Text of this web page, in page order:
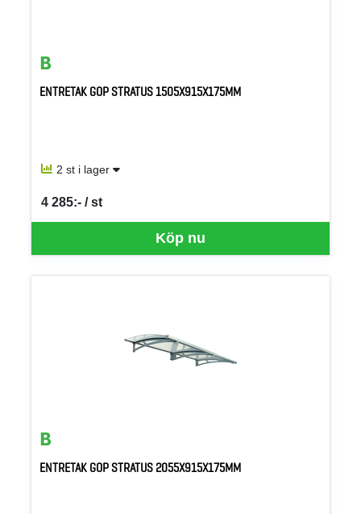
ENTRETAK GOP STRATUS 1505X915X175MM
2 st i lager
Köp nu
4 285:- / st
SEK per ST
ENTRETAK GOP STRATUS 2055X915X175MM